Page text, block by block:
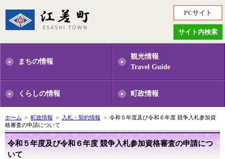
PCサイト
サイト内検索
まちの情報
観光情報
Travel Guide
くらしの情報 町政情報
ホーム > 町政情報 > 入札・契約情報 > 令和５年度及び令和６年度 競争入札参加資
格審査の申請について
令和５年度及び令和６年度 競争入札参加資格審査の申請につ
いて